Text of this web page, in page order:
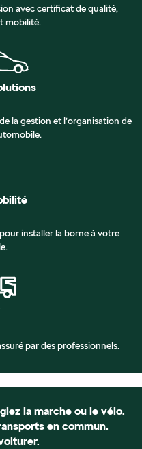
avec certificat de qualité,
mobilité.
la gestion et l’organisation de
installer la borne à votre
par des professionnels.
la marche ou le vélo.
en commun.